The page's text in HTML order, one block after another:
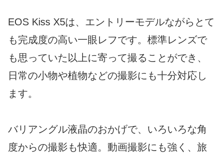
EOS Kiss X5は、エントリーモデルながらとて
も完成度の高い一眼レフです。標準レンズで
も思っていた以上に寄って撮ることができ、
日常の小物や植物などの撮影にも十分対応し
ます。
バリアングル液晶のおかげで、いろいろな角
度からの撮影も快適。動画撮影にも強く、旅